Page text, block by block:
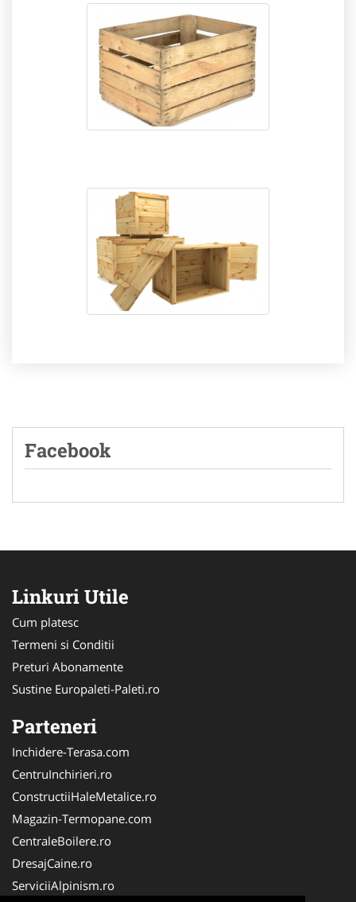
Facebook
Linkuri Utile
Cum platesc
Termeni si Conditii
Preturi Abonamente
Sustine Europaleti-Paleti.ro
Parteneri
Inchidere-Terasa.com
CentruInchirieri.ro
ConstructiiHaleMetalice.ro
Magazin-Termopane.com
CentraleBoilere.ro
DresajCaine.ro
ServiciiAlpinism.ro